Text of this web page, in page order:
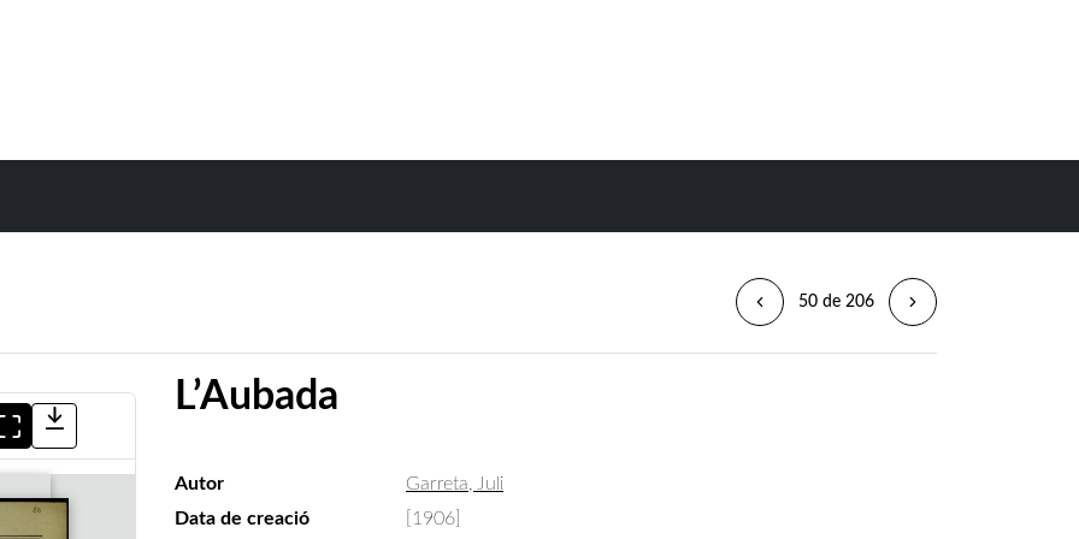
50 de 206
L’Aubada
Autor
Garreta, Juli
Data de creació
[1906]